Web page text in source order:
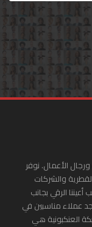
الأعمال. نوفر
والشركات
الرقي بجانب
عملاء مناسبين في
العنكبونية هي